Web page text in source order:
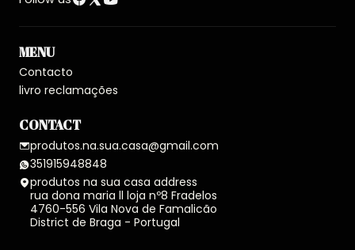
MENU
Contacto
livro reclamações
CONTACT
produtos.na.sua.casa@gmail.com
351915948848
produtos na sua casa address
rua dona maria ll loja nº8 Fradelos
4760-556 Vila Nova de Famalicão
District de Braga - Portugal